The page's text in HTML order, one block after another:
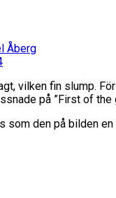
Åberg
vilken fin slump.
på ”First of
som den på bilden